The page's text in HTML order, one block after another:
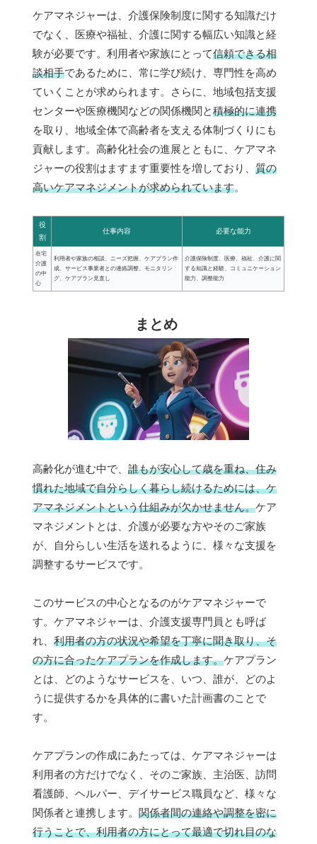
ケアマネジャーは、介護保険制度に関する知識だけ
でなく、医療や福祉、介護に関する幅広い知識と経
験が必要です。利用者や家族にとって信頼できる相
談相手であるために、常に学び続け、専門性を高め
ていくことが求められます。さらに、地域包括支援
センターや医療機関などの関係機関と積極的に連携
を取り、地域全体で高齢者を支える体制づくりにも
貢献します。高齢化社会の進展とともに、ケアマネ
ジャーの役割はますます重要性を増しており、 質の
高いケアマネジメントが求められています。
役
割
仕事内容 必要な能力
在宅
介護
の中
心
利用者や家族の相談、ニーズ把握、ケアプラン作
成、サービス事業者との連絡調整、モニタリン
グ、ケアプラン見直し
介護保険制度、医療、福祉、介護に関
する知識と経験、コミュニケーション
能力、調整能力
まとめ
高齢化が進む中で、 誰もが安心して歳を重ね、住み
慣れた地域で自分らしく暮らし続けるためには、ケ
アマネジメントという仕組みが欠かせません。ケア
マネジメントとは、介護が必要な方やそのご家族
が、自分らしい生活を送れるように、様々な支援を
調整するサービスです。
このサービスの中心となるのがケアマネジャーで
す。ケアマネジャーは、介護支援専門員とも呼ば
れ、 利用者の方の状況や希望を丁寧に聞き取り、そ
の方に合ったケアプランを作成します。ケアプラン
とは、どのようなサービスを、いつ、誰が、どのよ
うに提供するかを具体的に書いた計画書のことで
す。
ケアプランの作成にあたっては、ケアマネジャーは
利用者の方だけでなく、そのご家族、主治医、訪問
看護師、ヘルパー、デイサービス職員など、様々な
関係者と連携します。 関係者間の連絡や調整を密に
行うことで、利用者の方にとって最適で切れ目のな